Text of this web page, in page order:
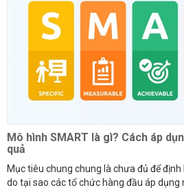
Mô hình SMART là gì? Cách áp
quả
Mục tiêu chung chung là chưa đủ để
do tại sao các tổ chức hàng đầu áp dụng